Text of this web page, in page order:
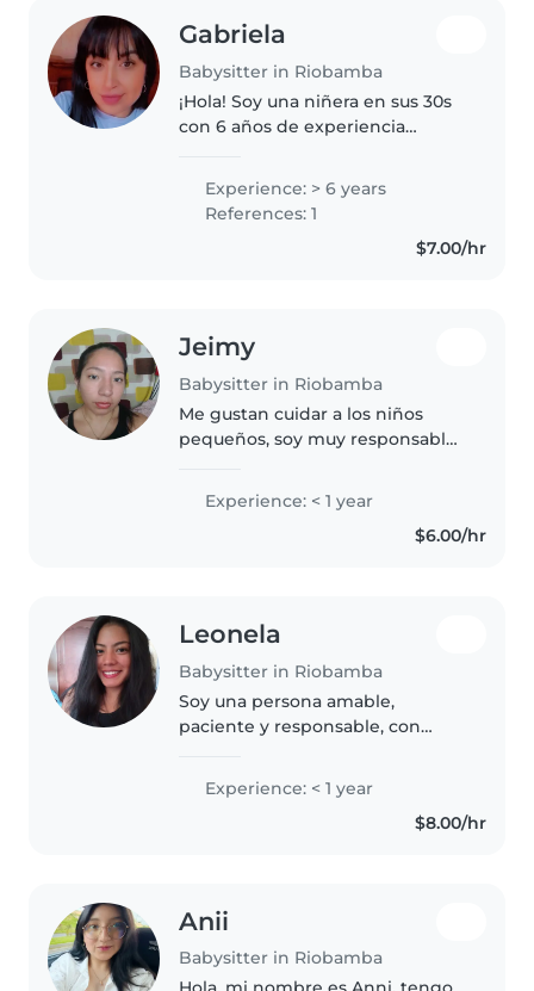
Gabriela
Babysitter in Riobamba
¡Hola! Soy una niñera en sus 30s
con 6 años de experiencia
pequeños, preescolares y niños
en edad escolar. Soy psicóloga
educativa y orientadora
Experience: > 6 years
References: 1
$7.00/hr
Jeimy
Babysitter in Riobamba
Me gustan cuidar a los niños
pequeños, soy muy responsable
nada creo , me gusta la música ,
me gusta pintar y bailar y los
juegos creativos ,soy de Lago..
Experience: < 1 year
$6.00/hr
Leonela
Babysitter in Riobamba
Soy una persona amable,
paciente y responsable, con
y tranquilo. Me gusta ayudar,
Experience: < 1 year
$8.00/hr
Anii
Babysitter in Riobamba